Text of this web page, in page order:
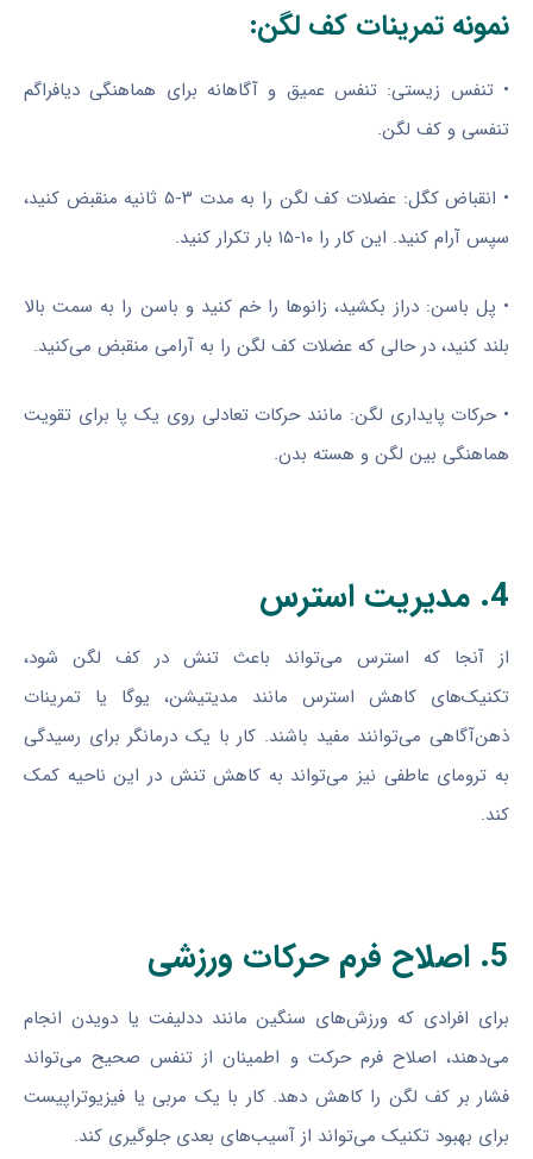
نمونه تمرینات کف لگن:
• تنفس زیستی: تنفس عمیق و آگاهانه برای هماهنگی دیافراگم
تنفسی و کف لگن.
• انقباض کگل: عضلات کف لگن را به مدت ۳-۵ ثانیه منقبض کنید،
سپس آرام کنید. این کار را ۱۰-۱۵ بار تکرار کنید.
• پل باسن: دراز بکشید، زانوها را خم کنید و باسن را به سمت بالا
بلند کنید، در حالی که عضلات کف لگن را به آرامی منقبض می‌کنید.
• حرکات پایداری لگن: مانند حرکات تعادلی روی یک پا برای تقویت
هماهنگی بین لگن و هسته بدن.
4. مدیریت استرس
از آنجا که استرس می‌تواند باعث تنش در کف لگن شود،
تکنیک‌های کاهش استرس مانند مدیتیشن، یوگا یا تمرینات
ذهن‌آگاهی می‌توانند مفید باشند. کار با یک درمانگر برای رسیدگی
به ترومای عاطفی نیز می‌تواند به کاهش تنش در این ناحیه کمک
کند.
5. اصلاح فرم حرکات ورزشی
برای افرادی که ورزش‌های سنگین مانند ددلیفت یا دویدن انجام
می‌دهند، اصلاح فرم حرکت و اطمینان از تنفس صحیح می‌تواند
فشار بر کف لگن را کاهش دهد. کار با یک مربی یا فیزیوتراپیست
برای بهبود تکنیک می‌تواند از آسیب‌های بعدی جلوگیری کند.